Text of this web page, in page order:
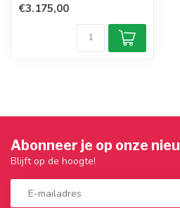
€3.175,00
Abonneer je op onze
Blijft op de hoogte!